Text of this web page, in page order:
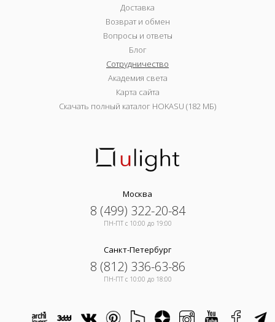
Доставка
Возврат и обмен
Вопросы и ответы
Блог
Сотрудничество
Академия света
Карта сайта
Скачать полный каталог HOKASU (182 МБ)
Москва
8 (499) 322-20-84
ПН-ПТ c 10:00 до 19:00
Санкт-Петербург
8 (812) 336-63-86
ПН-ПТ c 10:00 до 18:00